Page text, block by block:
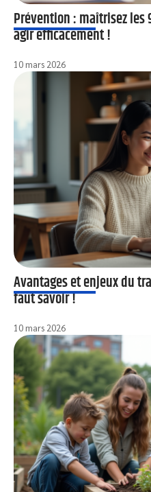
Prévention : maîtrisez
agir efficacement !
10 mars 2026
Avantages et enjeux du
faut savoir !
10 mars 2026